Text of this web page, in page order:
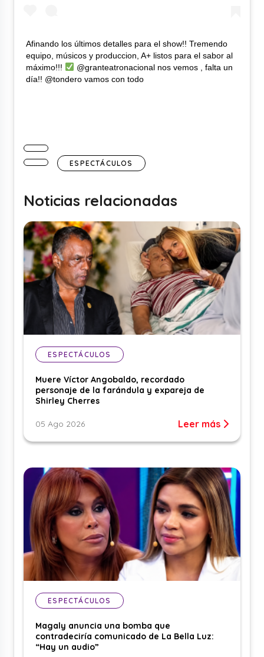
Afinando los últimos detalles para el show!! Tremendo
equipo, músicos y produccion, A+ listos para el sabor al
máximo!!!
@granteatronacional nos vemos , falta un
día!! @tondero vamos con todo
ESPECTÁCULOS
Noticias relacionadas
ESPECTÁCULOS
Muere Víctor Angobaldo, recordado
personaje de la farándula y expareja de
Shirley Cherres
05 Ago 2026 Leer más
ESPECTÁCULOS
Magaly anuncia una bomba que
contradeciría comunicado de La Bella Luz:
“Hay un audio”